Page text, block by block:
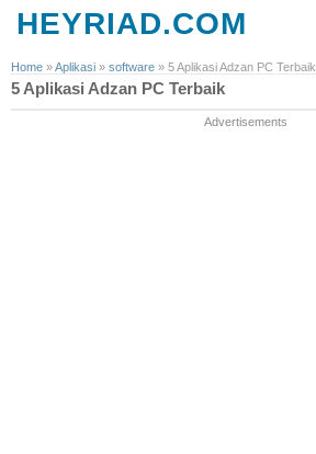
HEYRIAD.COM
Home »Aplikasi » software » 5 Aplikasi Adzan PC Terbaik
5 Aplikasi Adzan PC Terbaik
Advertisements